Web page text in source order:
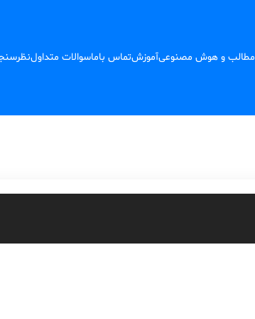
مطالب و هوش مصنوعیآموزشتماس باماسوالات متداول